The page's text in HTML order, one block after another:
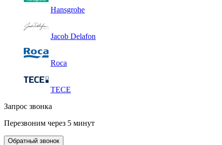
Hansgrohe
Jacob Delafon
Roca
TECE
Запрос звонка
Перезвоним через 5 минут
Обратный звонок